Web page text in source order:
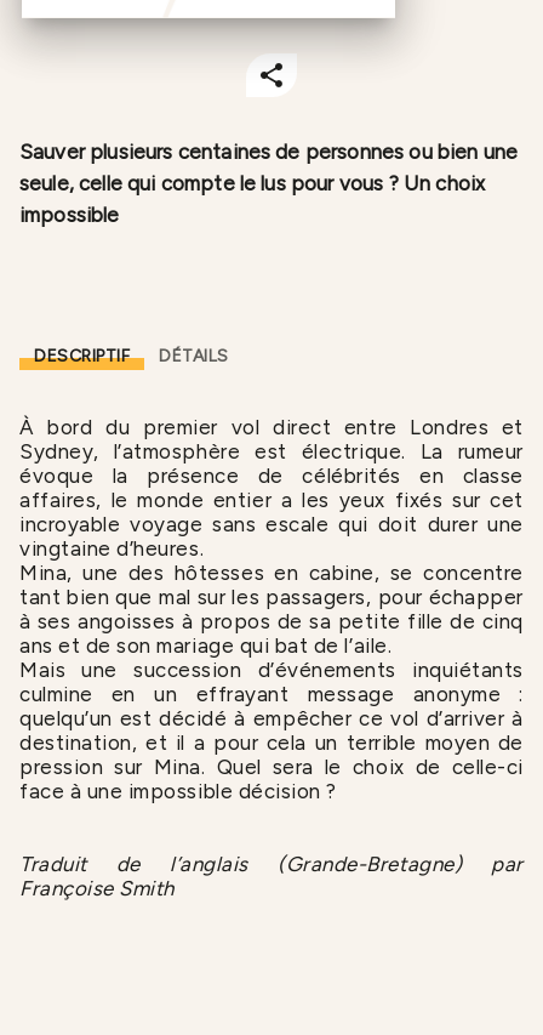
Sauver plusieurs centaines de personnes ou bien une
seule, celle qui compte le lus pour vous ? Un choix
impossible
DESCRIPTIF DÉTAILS
À bord du premier vol direct entre Londres et
Sydney, l’atmosphère est électrique. La rumeur
évoque la présence de célébrités en classe
affaires, le monde entier a les yeux fixés sur cet
incroyable voyage sans escale qui doit durer une
vingtaine d’heures.
Mina, une des hôtesses en cabine, se concentre
tant bien que mal sur les passagers, pour échapper
à ses angoisses à propos de sa petite fille de cinq
ans et de son mariage qui bat de l’aile.
Mais une succession d’événements inquiétants
culmine en un effrayant message anonyme :
quelqu’un est décidé à empêcher ce vol d’arriver à
destination, et il a pour cela un terrible moyen de
pression sur Mina. Quel sera le choix de celle-ci
face à une impossible décision ?
Traduit de l’anglais (Grande-Bretagne) par
Françoise Smith